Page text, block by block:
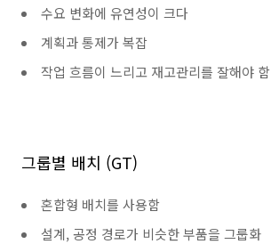
수요 변화에 유연성이 크다
계획과 통제가 복잡
작업 흐름이 느리고 재고관리를 잘해야 함
그룹별 배치 (GT)
혼합형 배치를 사용함
설계, 공정 경로가 비슷한 부품을 그룹화